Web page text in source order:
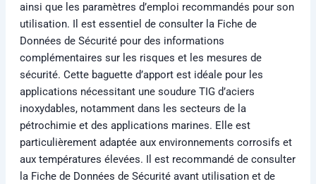
ainsi que les paramètres d’emploi recommandés pour son
utilisation. Il est essentiel de consulter la Fiche de
Données de Sécurité pour des informations
complémentaires sur les risques et les mesures de
sécurité. Cette baguette d’apport est idéale pour les
applications nécessitant une soudure TIG d’aciers
inoxydables, notamment dans les secteurs de la
pétrochimie et des applications marines. Elle est
particulièrement adaptée aux environnements corrosifs et
aux températures élevées. Il est recommandé de consulter
la Fiche de Données de Sécurité avant utilisation et de